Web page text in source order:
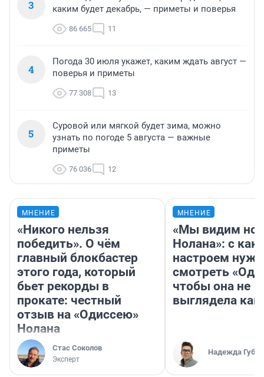
3
каким будет декабрь, — приметы и поверья
86 665 11
4
Погода 30 июля укажет, каким ждать август —
поверья и приметы
77 308 13
5
Суровой или мягкой будет зима, можно
узнать по погоде 5 августа — важные
приметы
76 036 12
МНЕНИЕ
«Никого нельзя
победить». О чём
главный блокбастер
этого года, который
бьет рекорды в
прокате: честный
отзыв на «Одиссею»
Нолана
Стас Соколов
Эксперт
МНЕНИЕ
«Мы видим
Нолана»: с
настроем
смотреть
чтобы она не
выглядела как
Надежда